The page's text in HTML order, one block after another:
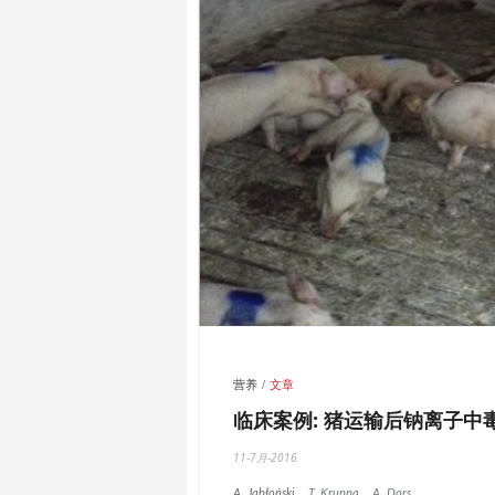
营养 文章
临床案例: 猪运输后钠离子中
11-7月-2016